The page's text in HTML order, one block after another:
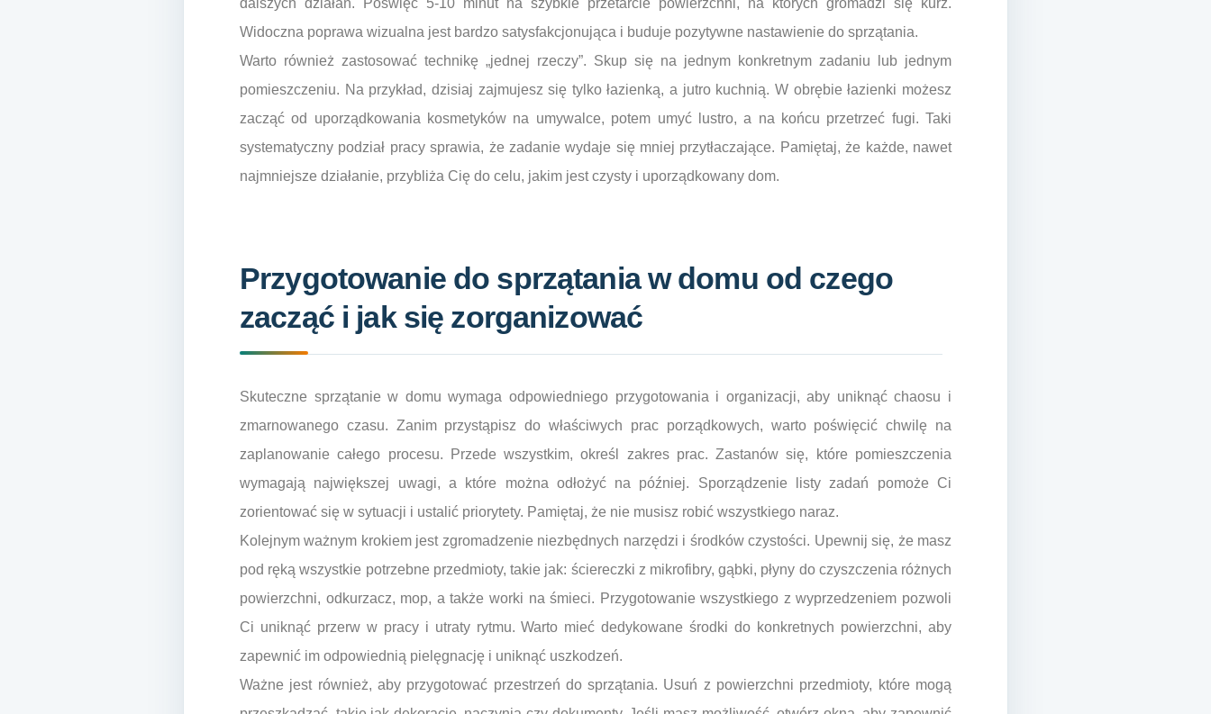
dalszych działań. Poświęć 5-10 minut na szybkie przetarcie powierzchni, na których gromadzi się kurz.
Widoczna poprawa wizualna jest bardzo satysfakcjonująca i buduje pozytywne nastawienie do sprzątania.
Warto również zastosować technikę „jednej rzeczy”. Skup się na jednym konkretnym zadaniu lub jednym
pomieszczeniu. Na przykład, dzisiaj zajmujesz się tylko łazienką, a jutro kuchnią. W obrębie łazienki możesz
zacząć od uporządkowania kosmetyków na umywalce, potem umyć lustro, a na końcu przetrzeć fugi. Taki
systematyczny podział pracy sprawia, że zadanie wydaje się mniej przytłaczające. Pamiętaj, że każde, nawet
najmniejsze działanie, przybliża Cię do celu, jakim jest czysty i uporządkowany dom.
Przygotowanie do sprzątania w domu od czego
zacząć i jak się zorganizować
Skuteczne sprzątanie w domu wymaga odpowiedniego przygotowania i organizacji, aby uniknąć chaosu i
zmarnowanego czasu. Zanim przystąpisz do właściwych prac porządkowych, warto poświęcić chwilę na
zaplanowanie całego procesu. Przede wszystkim, określ zakres prac. Zastanów się, które pomieszczenia
wymagają największej uwagi, a które można odłożyć na później. Sporządzenie listy zadań pomoże Ci
zorientować się w sytuacji i ustalić priorytety. Pamiętaj, że nie musisz robić wszystkiego naraz.
Kolejnym ważnym krokiem jest zgromadzenie niezbędnych narzędzi i środków czystości. Upewnij się, że masz
pod ręką wszystkie potrzebne przedmioty, takie jak: ściereczki z mikrofibry, gąbki, płyny do czyszczenia różnych
powierzchni, odkurzacz, mop, a także worki na śmieci. Przygotowanie wszystkiego z wyprzedzeniem pozwoli
Ci uniknąć przerw w pracy i utraty rytmu. Warto mieć dedykowane środki do konkretnych powierzchni, aby
zapewnić im odpowiednią pielęgnację i uniknąć uszkodzeń.
Ważne jest również, aby przygotować przestrzeń do sprzątania. Usuń z powierzchni przedmioty, które mogą